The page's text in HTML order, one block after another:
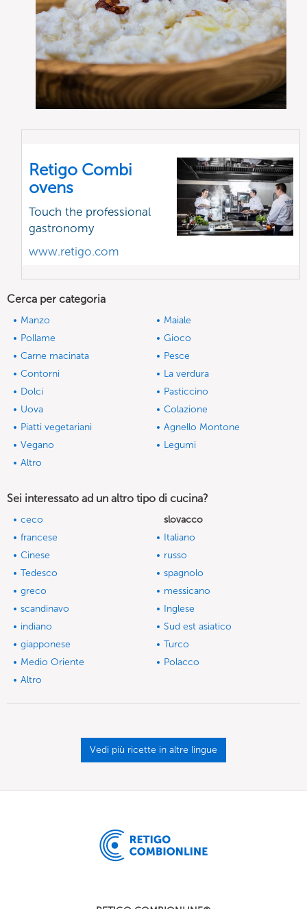
Retigo Combi
ovens
Touch the professional
gastronomy
www.retigo.com
Cerca per categoria
Manzo
Maiale
Pollame
Gioco
Carne macinata
Pesce
Contorni
La verdura
Dolci
Pasticcino
Uova
Colazione
Piatti vegetariani
Agnello Montone
Vegano
Legumi
Altro
Sei interessato ad un altro tipo di cucina?
ceco
slovacco
francese
Italiano
Cinese
russo
Tedesco
spagnolo
greco
messicano
scandinavo
Inglese
indiano
Sud est asiatico
giapponese
Turco
Medio Oriente
Polacco
Altro
Vedi più ricette in altre lingue